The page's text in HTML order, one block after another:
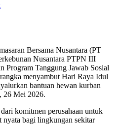
Bersama Nusantara (PT
Nusantara PTPN III
Program Tanggung Jawab Sosial
menyambut Hari Raya Idul
bantuan hewan kurban
26 Mei 2026.
komitmen perusahaan untuk
nyata bagi lingkungan sekitar